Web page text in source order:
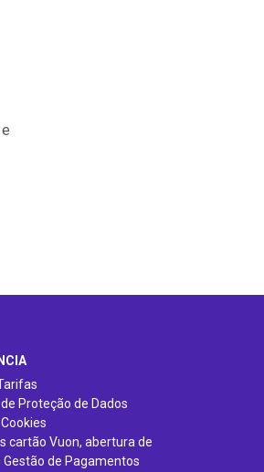
de Proteção de Dados
cartão Vuon, abertura de
Gestão de Pagamentos